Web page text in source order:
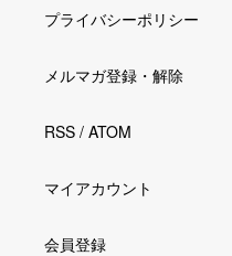
プライバシーポリシー
メルマガ登録・解除
RSS / ATOM
マイアカウント
会員登録